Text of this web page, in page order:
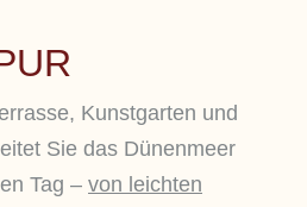
Kunstgarten und
Sie das Dünenmeer
Tag – von leichten